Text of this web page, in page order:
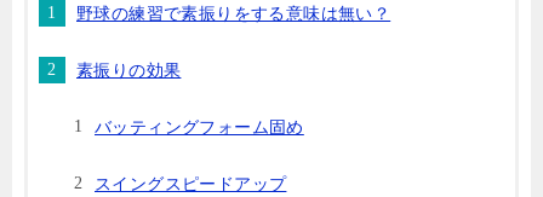
野球の練習で素振りをする意味は無い？
素振りの効果
バッティングフォーム固め
スイングスピードアップ